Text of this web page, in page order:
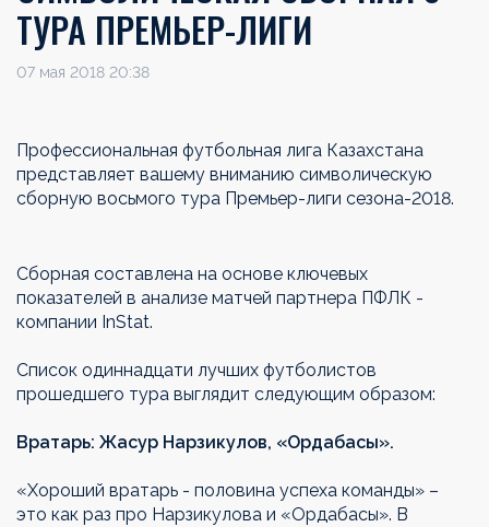
ТУРА ПРЕМЬЕР-ЛИГИ
07 мая 2018 20:38
Профессиональная футбольная лига Казахстана
представляет вашему вниманию символическую
сборную восьмого тура Премьер-лиги сезона-2018.
Сборная составлена на основе ключевых
показателей в анализе матчей партнера ПФЛК -
компании InStat.
Список одиннадцати лучших футболистов
прошедшего тура выглядит следующим образом:
Вратарь: Жасур Нарзикулов, «Ордабасы».
«Хороший вратарь - половина успеха команды» –
это как раз про Нарзикулова и «Ордабасы». В